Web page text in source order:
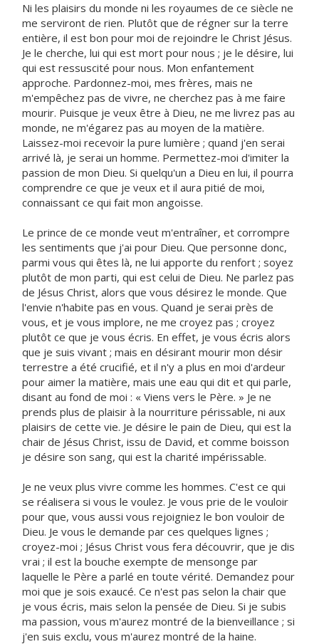
Ni les plaisirs du monde ni les royaumes de ce siècle ne
me serviront de rien. Plutôt que de régner sur la terre
entière, il est bon pour moi de rejoindre le Christ Jésus.
Je le cherche, lui qui est mort pour nous ; je le désire, lui
qui est ressuscité pour nous. Mon enfantement
approche. Pardonnez-moi, mes frères, mais ne
m'empêchez pas de vivre, ne cherchez pas à me faire
mourir. Puisque je veux être à Dieu, ne me livrez pas au
monde, ne m'égarez pas au moyen de la matière.
Laissez-moi recevoir la pure lumière ; quand j'en serai
arrivé là, je serai un homme. Permettez-moi d'imiter la
passion de mon Dieu. Si quelqu'un a Dieu en lui, il pourra
comprendre ce que je veux et il aura pitié de moi,
connaissant ce qui fait mon angoisse.
Le prince de ce monde veut m'entraîner, et corrompre
les sentiments que j'ai pour Dieu. Que personne donc,
parmi vous qui êtes là, ne lui apporte du renfort ; soyez
plutôt de mon parti, qui est celui de Dieu. Ne parlez pas
de Jésus Christ, alors que vous désirez le monde. Que
l'envie n'habite pas en vous. Quand je serai près de
vous, et je vous implore, ne me croyez pas ; croyez
plutôt ce que je vous écris. En effet, je vous écris alors
que je suis vivant ; mais en désirant mourir mon désir
terrestre a été crucifié, et il n'y a plus en moi d'ardeur
pour aimer la matière, mais une eau qui dit et qui parle,
disant au fond de moi : « Viens vers le Père. » Je ne
prends plus de plaisir à la nourriture périssable, ni aux
plaisirs de cette vie. Je désire le pain de Dieu, qui est la
chair de Jésus Christ, issu de David, et comme boisson
je désire son sang, qui est la charité impérissable.
Je ne veux plus vivre comme les hommes. C'est ce qui
se réalisera si vous le voulez. Je vous prie de le vouloir
pour que, vous aussi vous rejoigniez le bon vouloir de
Dieu. Je vous le demande par ces quelques lignes ;
croyez-moi ; Jésus Christ vous fera découvrir, que je dis
vrai ; il est la bouche exempte de mensonge par
laquelle le Père a parlé en toute vérité. Demandez pour
moi que je sois exaucé. Ce n'est pas selon la chair que
je vous écris, mais selon la pensée de Dieu. Si je subis
ma passion, vous m'aurez montré de la bienveillance ; si
j'en suis exclu, vous m'aurez montré de la haine.